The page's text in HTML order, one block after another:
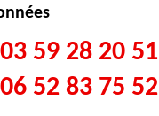
03 59 28 20 51
06 52 83 75 52